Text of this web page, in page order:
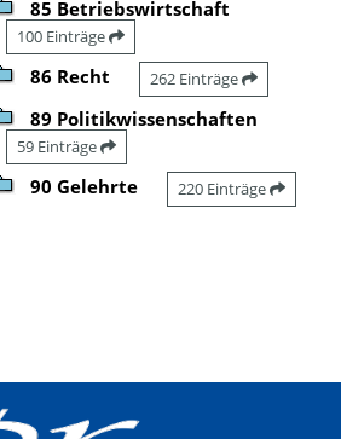
85 Betriebswirtschaft
100 Einträge
86 Recht 262 Einträge
89 Politikwissenschaften
59 Einträge
90 Gelehrte 220 Einträge